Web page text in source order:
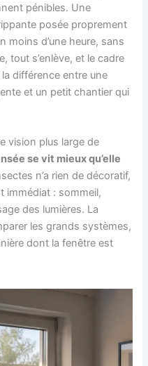
pénibles. Une
posée proprement
moins d’une heure, sans
tout s’enlève, et le cadre
la différence entre une
et un petit chantier qui
vision plus large de
se vit mieux qu’elle
n’a rien de décoratif,
immédiat : sommeil,
des lumières. La
les grands systèmes,
dont la fenêtre est